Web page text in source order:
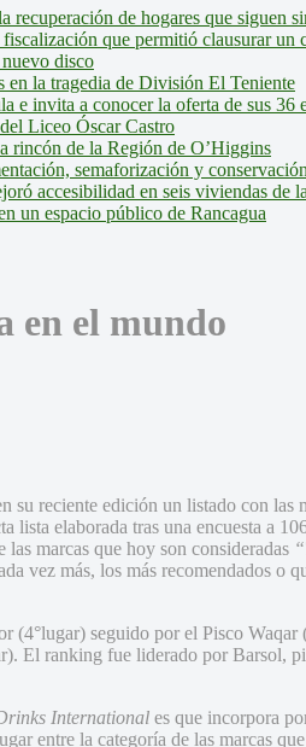
recuperación de hogares que siguen
que permitió clausurar un
disco
en la tragedia de División El Teniente
e invita a conocer la oferta de sus 36
Liceo Óscar Castro
rincón de la Región de O’Higgins
semaforización y
accesibilidad en seis viviendas de
un espacio público de Rancagua
en el mundo
su reciente edición un listado con las
lista elaborada tras una encuesta a
marcas que hoy son consideradas
vez más, los más recomendados o
(4°lugar) seguido por el Pisco Waqar
El ranking fue liderado por Barsol,
International es que incorpora
entre la categoría de las marcas que